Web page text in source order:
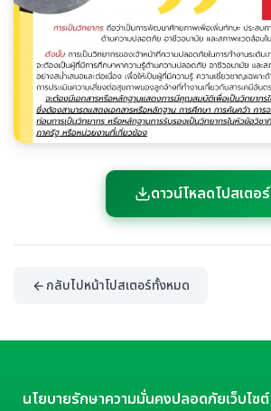
ดาวน์โหลดโปสเตอร์
กลับไปหน้าโปสเตอร์ทั้งหมด
นโยบายรักษาความมั่นคงปลอดภัยเว็บไซต์